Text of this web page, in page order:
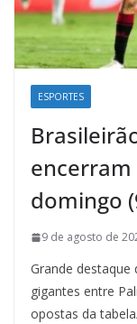
ESPORTES
encerram
domingo
9 de agosto de
Grande
gigantes entre
opostas da